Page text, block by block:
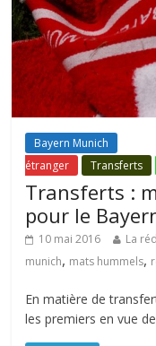
Bayern Munich
étranger
Transferts
Transferts :
pour le
10 mai 2016 La
munich, mats hummels,
En matière de
les premiers en vue